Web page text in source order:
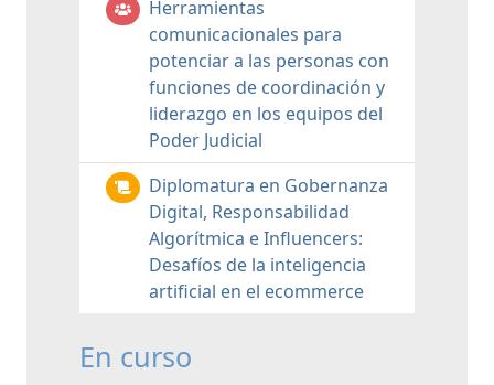
Herramientas
comunicacionales para
potenciar a las personas con
funciones de coordinación y
liderazgo en los equipos del
Poder Judicial
Diplomatura en Gobernanza
Digital, Responsabilidad
Algorítmica e Influencers:
Desafíos de la inteligencia
artificial en el ecommerce
En curso